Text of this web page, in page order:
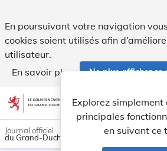
En poursuivant votre navigation
cookies soient utilisés afin
utilisateur.
En savoir plus
Ne plus afficher ce
Aller au contenu account_circle help
Explorez
principales
en suivant ce
Journal officiel
du Grand-Duché de Luxembourg